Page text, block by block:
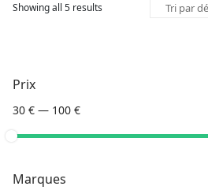
Showing all 5 results
Prix
30 € — 100 €
Marques